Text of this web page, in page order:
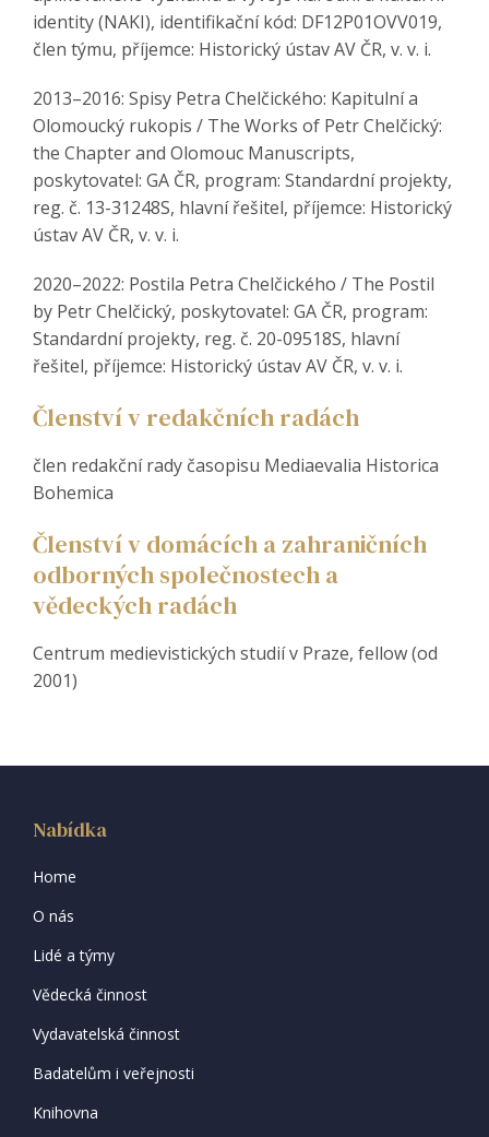
identity (NAKI), identifikační kód: DF12P01OVV019,
člen týmu, příjemce: Historický ústav AV ČR, v. v. i.
2013–2016: Spisy Petra Chelčického: Kapitulní a
Olomoucký rukopis / The Works of Petr Chelčický:
the Chapter and Olomouc Manuscripts,
poskytovatel: GA ČR, program: Standardní projekty,
reg. č. 13-31248S, hlavní řešitel, příjemce: Historický
ústav AV ČR, v. v. i.
2020–2022: Postila Petra Chelčického / The Postil
by Petr Chelčický, poskytovatel: GA ČR, program:
Standardní projekty, reg. č. 20-09518S, hlavní
řešitel, příjemce: Historický ústav AV ČR, v. v. i.
Členství v redakčních radách
člen redakční rady časopisu Mediaevalia Historica
Bohemica
Členství v domácích a zahraničních
odborných společnostech a
vědeckých radách
Centrum medievistických studií v Praze, fellow (od
2001)
Nabídka
Home
O nás
Lidé a týmy
Vědecká činnost
Vydavatelská činnost
Badatelům i veřejnosti
Knihovna